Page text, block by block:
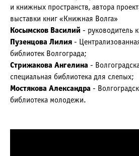
и книжных пространств, автора
выставки книг «Книжная Волга»
Косымсков Василий - руководитель
Пузенцова Лилия -
библиотек Волгограда;
Стрижакова Ангелина -
специальная библиотека для слепых;
Мостякова Александра -
библиотека молодежи.